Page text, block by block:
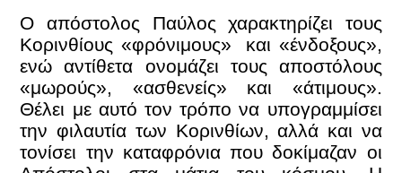
Ο απόστολος Παύλος χαρακτηρίζει τους
Κορινθίους «φρόνιμους» και «ένδοξους»,
ενώ αντίθετα ονομάζει τους αποστόλους
«μωρούς», «ασθενείς» και «άτιμους».
Θέλει με αυτό τον τρόπο να υπογραμμίσει
την φιλαυτία των Κορινθίων, αλλά και να
τονίσει την καταφρόνια που δοκίμαζαν οι